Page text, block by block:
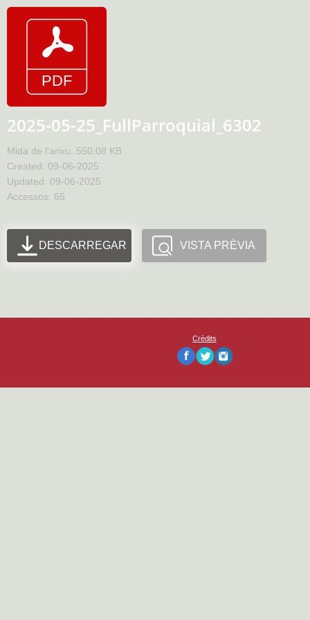
2025-05-25_FullParroquial_6302
Mida de l'arixu: 550.08 KB
Created: 09-06-2025
Updated: 09-06-2025
Accessos: 65
DESCARREGAR VISTA PRÈVIA
Crèdits